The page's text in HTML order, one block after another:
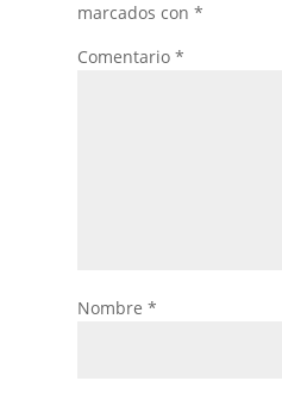
marcados con *
Comentario *
Nombre *